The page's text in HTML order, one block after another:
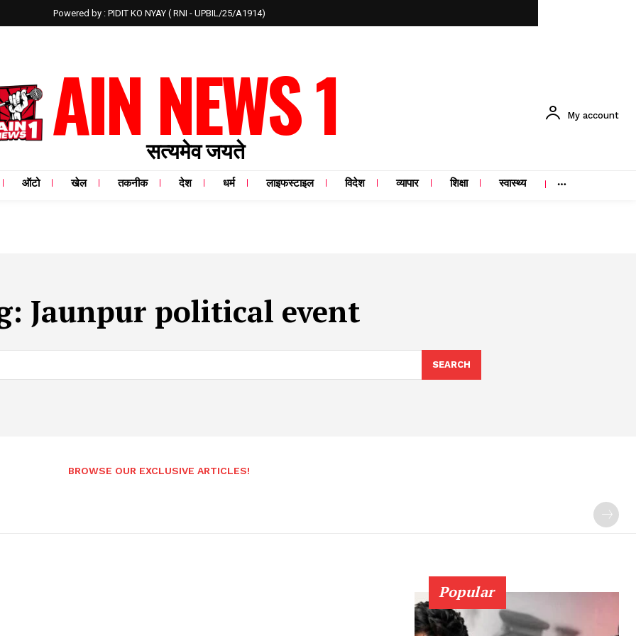
Powered by : PIDIT KO NYAY ( RNI - UPBIL/25/A1914)
AIN NEWS 1
सत्यमेव जयते
My account
ऑटो खेल तकनीक देश धर्म लाइफस्टाइल विदेश व्यापार शिक्षा स्वास्थ्य
Jaunpur political event
SEARCH
BROWSE OUR EXCLUSIVE ARTICLES!
Popular